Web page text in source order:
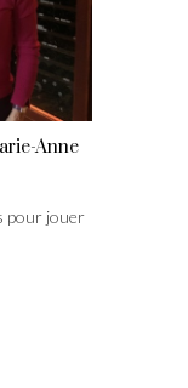
Anne
pour jouer